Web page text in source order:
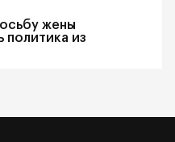
жены
из